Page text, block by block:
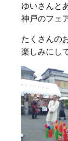
ゆいさんと
神戸のフェ
たくさんの
楽しみにし